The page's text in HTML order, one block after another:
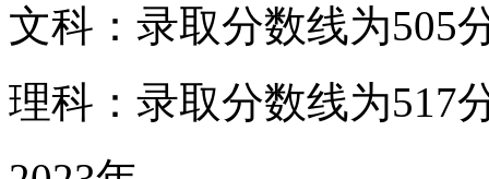
文科：录取分数线为505
理科：录取分数线为517